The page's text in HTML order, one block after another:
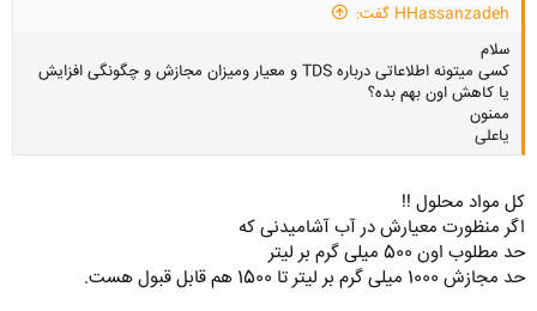
HHassanzadeh گفت:
سلام
کسی میتونه اطلاعاتی درباره TDS و معیار ومیزان مجازش و چگونگی افزایش
یا کاهش اون بهم بده؟
ممنون
یاعلی
کل مواد محلول !!
اگر منظورت معیارش در آب آشامیدنی که
حد مطلوب اون 500 میلی گرم بر لیتر
حد مجازش 1000 میلی گرم بر لیتر تا 1500 هم قابل قبول هست.